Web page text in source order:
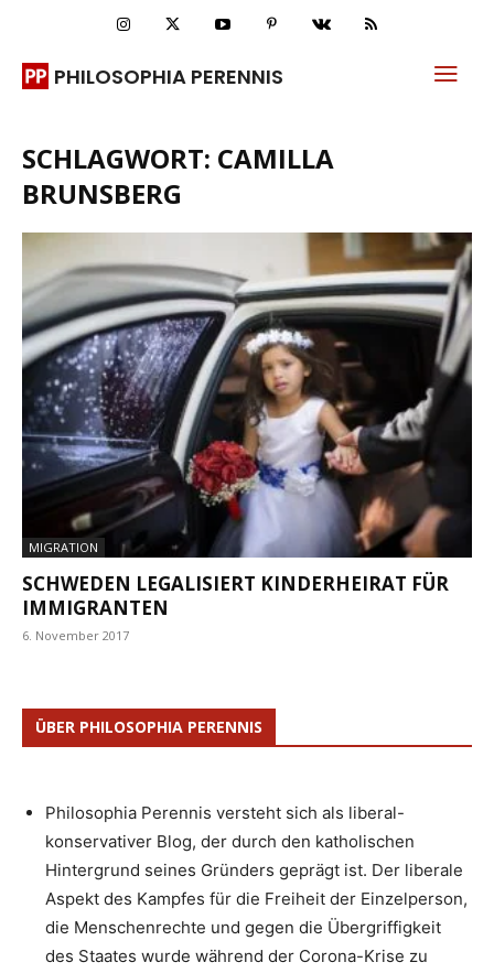
PHILOSOPHIA PERENNIS
SCHLAGWORT: CAMILLA
BRUNSBERG
MIGRATION
SCHWEDEN LEGALISIERT KINDERHEIRAT FÜR
IMMIGRANTEN
6. November 2017
ÜBER PHILOSOPHIA PERENNIS
Philosophia Perennis versteht sich als liberal-
konservativer Blog, der durch den katholischen
Hintergrund seines Gründers geprägt ist. Der liberale
Aspekt des Kampfes für die Freiheit der Einzelperson,
die Menschenrechte und gegen die Übergriffigkeit
des Staates wurde während der Corona-Krise zu